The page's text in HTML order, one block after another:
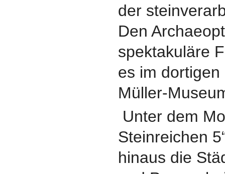
der
Den
spektakuläre
es im dortigen
Müller-
Unter dem
Steinreichen
hinaus die